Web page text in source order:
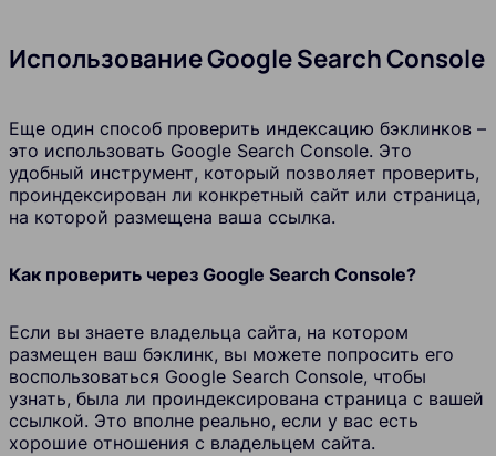
Использование Google Search Console
Еще один способ проверить индексацию бэклинков –
это использовать Google Search Console. Это
удобный инструмент, который позволяет проверить,
проиндексирован ли конкретный сайт или страница,
на которой размещена ваша ссылка.
Как проверить через Google Search Console?
Если вы знаете владельца сайта, на котором
размещен ваш бэклинк, вы можете попросить его
воспользоваться Google Search Console, чтобы
узнать, была ли проиндексирована страница с вашей
ссылкой. Это вполне реально, если у вас есть
хорошие отношения с владельцем сайта.